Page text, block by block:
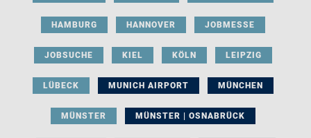
HAMBURG HANNOVER JOBMESSE
JOBSUCHE KIEL KÖLN LEIPZIG
LÜBECK MUNICH AIRPORT MÜNCHEN
MÜNSTER MÜNSTER | OSNABRÜCK